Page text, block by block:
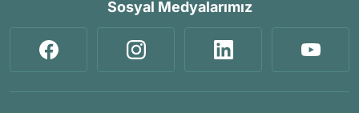
Sosyal Medyalarımız